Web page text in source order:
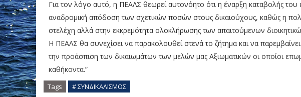
Για τον λόγο αυτό, η ΠΕΑΛΣ θεωρεί αυτονόητο ότι η έναρξη καταβολής
αναδρομική απόδοση των σχετικών ποσών στους δικαιούχους, καθώς η
στελέχη αλλά στην εκκρεμότητα ολοκλήρωσης των απαιτούμενων
Η ΠΕΑΛΣ θα συνεχίσει να παρακολουθεί στενά το ζήτημα και να
την προάσπιση των δικαιωμάτων των μελών μας Αξιωματικών οι οποίοι
καθήκοντα.”
Tags # ΣΥΝΔΙΚΑΛΙΣΜΟΣ